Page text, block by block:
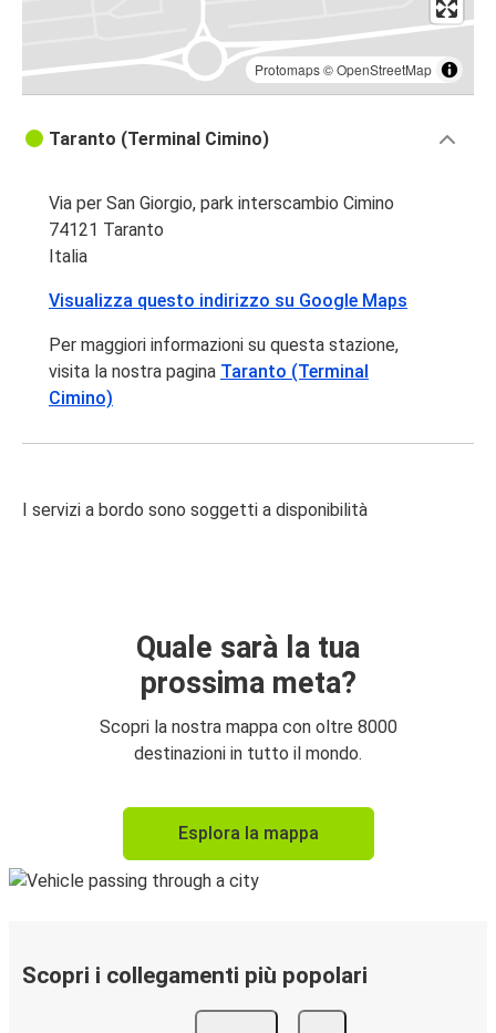
Protomaps©OpenStreetMap
Taranto (Terminal Cimino)
Via per San Giorgio, park interscambio Cimino
74121 Taranto
Italia
Visualizza questo indirizzo su Google Maps
Per maggiori informazioni su questa stazione,
visita la nostra pagina Taranto (Terminal
Cimino)
I servizi a bordo sono soggetti a disponibilità
Quale sarà la tua
prossima meta?
Scopri la nostra mappa con oltre 8000
destinazioni in tutto il mondo.
Esplora la mappa
Scopri i collegamenti più popolari